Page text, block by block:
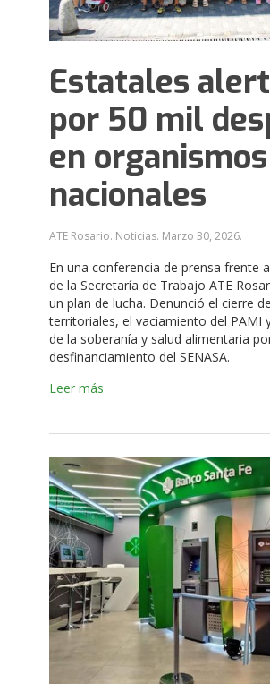
Estatales
por 50 mil
en organismos
nacionales
ATE Rosario. Noticias. Marzo 30, 2026.
En una conferencia de prensa frente
de la Secretaría de Trabajo ATE
un plan de lucha. Denunció el cierre
territoriales, el vaciamiento del PAMI
de la soberanía y salud alimentaria
desfinanciamiento del SENASA.
Leer más